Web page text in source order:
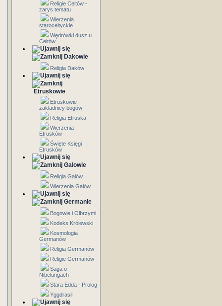
Religie Celtów -
zarys tematu
Wierzenia
staroceltyckie
Wędrówki dusz u
Celtów
Dakowie
Religia Daków
Etruskowie
Etruskowie -
zakładnicy bogów
Religia Etruska
Wierzenia
Etrusków
Święte Księgi
Etrusków
Galowie
Religia Galów
Wierzenia Galów
Germanie
Bogowie i Olbrzymi
Kodeks Królewski
Kosmologia
Germanów
Religia Germanów
Religie Germanów
Saga o
Nibelungach
Stara Edda - Prolog
Yggdrasil